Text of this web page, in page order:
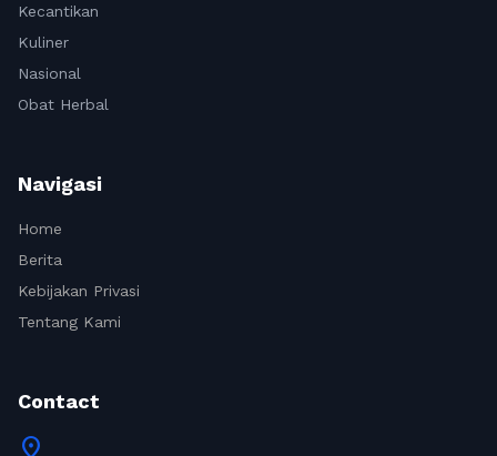
Kecantikan
Kuliner
Nasional
Obat Herbal
Navigasi
Home
Berita
Kebijakan Privasi
Tentang Kami
Contact
location_on